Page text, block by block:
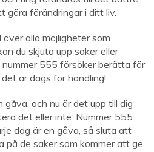
göra förändringar i ditt liv.
alla möjligheter som
du skjuta upp saker eller
555 försöker berätta för
är dags för handling!
och nu är det upp till dig
det eller inte. Nummer 555
dag är en gåva, så sluta att
på de saker som kommer att ge